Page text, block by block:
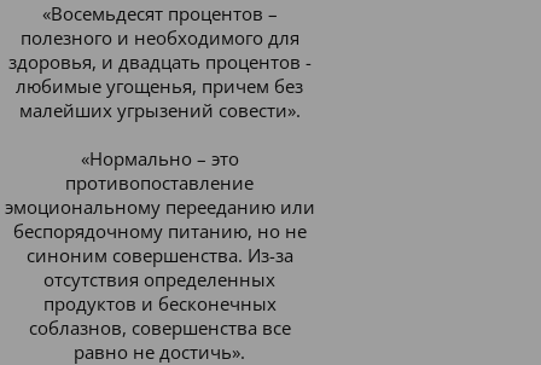
«Восемьдесят процентов –
полезного и необходимого для
здоровья, и двадцать процентов -
любимые угощенья, причем без
малейших угрызений совести».
«Нормально – это
противопоставление
эмоциональному перееданию или
беспорядочному питанию, но не
синоним совершенства. Из-за
отсутствия определенных
продуктов и бесконечных
соблазнов, совершенства все
равно не достичь».